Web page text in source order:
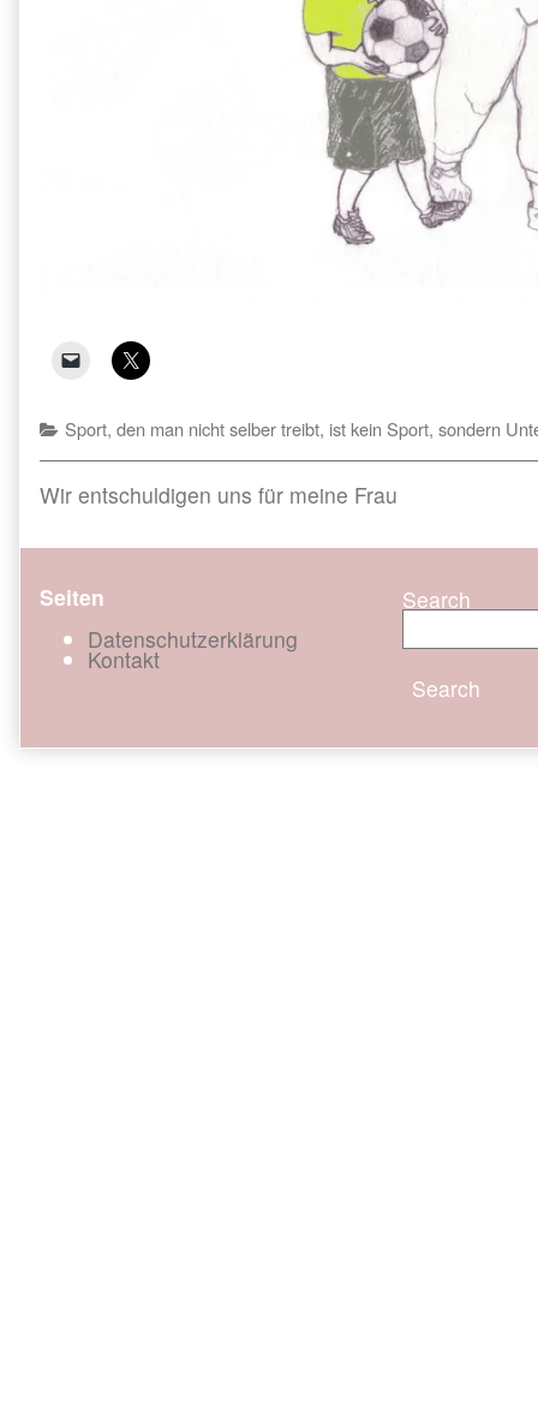
Categories
Sport, den man nicht selber treibt, ist kein Sport, sondern
Beitragsnavigation
Previous
Wir entschuldigen uns für meine Frau
Seiten
Datenschutzerklärung
Kontakt
Search
Search